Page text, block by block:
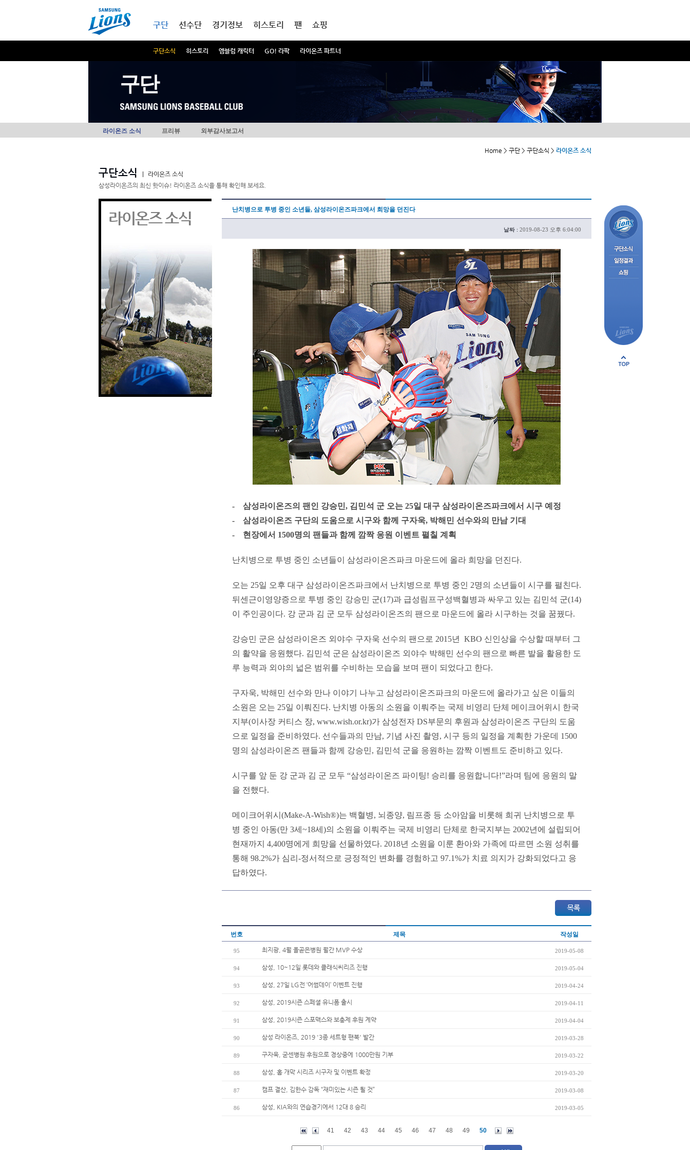
구단
구단소식 히스토리 엠블럼 캐릭터 GO! 라팍 라이온즈 파트너
선수단 경기정보 히스토리 팬 쇼핑
구단
라이온즈 소식 프리뷰 외부감사보고서
Home > 구단 > 구단소식 > 라이온즈 소식
구단소식
라이온즈 소식
삼성라이온즈의 최신 핫이슈! 라이온즈 소식을 통해 확인해 보세요.
라이온즈 소식 난치병으로 투병 중인 소년들, 삼성라이온즈파크에서 희망을 던진다
날짜 : 2019-08-23 오후 6:04:00
- 삼성라이온즈의 팬인 강승민, 김민석 군 오는 25일 대구 삼성라이온즈파크에서 시구 예정
- 삼성라이온즈 구단의 도움으로 시구와 함께 구자욱, 박해민 선수와의 만남 기대
- 현장에서 1500명의 팬들과 함께 깜짝 응원 이벤트 펼칠 계획
난치병으로 투병 중인 소년들이 삼성라이온즈파크 마운드에 올라 희망을 던진다.
오는 25일 오후 대구 삼성라이온즈파크에서 난치병으로 투병 중인 2명의 소년들이 시구를 펼친다.
뒤센근이영양증으로 투병 중인 강승민 군(17)과 급성림프구성백혈병과 싸우고 있는 김민석 군(14)
이 주인공이다. 강 군과 김 군 모두 삼성라이온즈의 팬으로 마운드에 올라 시구하는 것을 꿈꿨다.
강승민 군은 삼성라이온즈 외야수 구자욱 선수의 팬으로 2015년 KBO 신인상을 수상할 때부터 그
의 활약을 응원했다. 김민석 군은 삼성라이온즈 외야수 박해민 선수의 팬으로 빠른 발을 활용한 도
루 능력과 외야의 넓은 범위를 수비하는 모습을 보며 팬이 되었다고 한다.
구자욱, 박해민 선수와 만나 이야기 나누고 삼성라이온즈파크의 마운드에 올라가고 싶은 이들의
소원은 오는 25일 이뤄진다. 난치병 아동의 소원을 이뤄주는 국제 비영리 단체 메이크어위시 한국
지부(이사장 커티스 장, www.wish.or.kr)가 삼성전자 DS부문의 후원과 삼성라이온즈 구단의 도움
으로 일정을 준비하였다. 선수들과의 만남, 기념 사진 촬영, 시구 등의 일정을 계획한 가운데 1500
명의 삼성라이온즈 팬들과 함께 강승민, 김민석 군을 응원하는 깜짝 이벤트도 준비하고 있다.
시구를 앞 둔 강 군과 김 군 모두 “삼성라이온즈 파이팅! 승리를 응원합니다!”라며 팀에 응원의 말
을 전했다.
메이크어위시(Make-A-Wish®)는 백혈병, 뇌종양, 림프종 등 소아암을 비롯해 희귀 난치병으로 투
병 중인 아동(만 3세~18세)의 소원을 이뤄주는 국제 비영리 단체로 한국지부는 2002년에 설립되어
현재까지 4,400명에게 희망을 선물하였다. 2018년 소원을 이룬 환아와 가족에 따르면 소원 성취를
통해 98.2%가 심리-정서적으로 긍정적인 변화를 경험하고 97.1%가 치료 의지가 강화되었다고 응
답하였다.
번호 제목 작성일
95 최지광, 4월 올곧은병원 월간 MVP 수상 2019-05-08
94 삼성, 10~12일 롯데와 클래식씨리즈 진행 2019-05-04
93 삼성, 27일 LG전 ‘어썸데이’ 이벤트 진행 2019-04-24
92 삼성, 2019시즌 스페셜 유니폼 출시 2019-04-11
91 삼성, 2019시즌 스포맥스와 보충제 후원 계약 2019-04-04
90 삼성 라이온즈, 2019 '3종 세트형 팬북' 발간 2019-03-28
89 구자욱, 굳센병원 후원으로 경상중에 1000만원 기부 2019-03-22
88 삼성, 홈 개막 시리즈 시구자 및 이벤트 확정 2019-03-20
87 캠프 결산, 김한수 감독 “재미있는 시즌 될 것” 2019-03-08
86 삼성, KIA와의 연습경기에서 12대 8 승리 2019-03-05
41 42 43 44 45 46 47 48 49 50